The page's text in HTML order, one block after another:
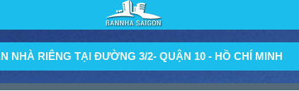
NHÀ RIÊNG TẠI ĐƯỜNG 3/2- QUẬN 10 - HỒ CHÍ MINH